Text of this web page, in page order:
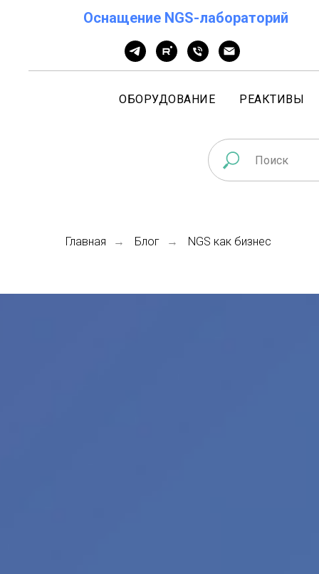
Оснащение NGS-лабораторий
ОБОРУДОВАНИЕ РЕАКТИВЫ
Главная → Блог → NGS как бизнес